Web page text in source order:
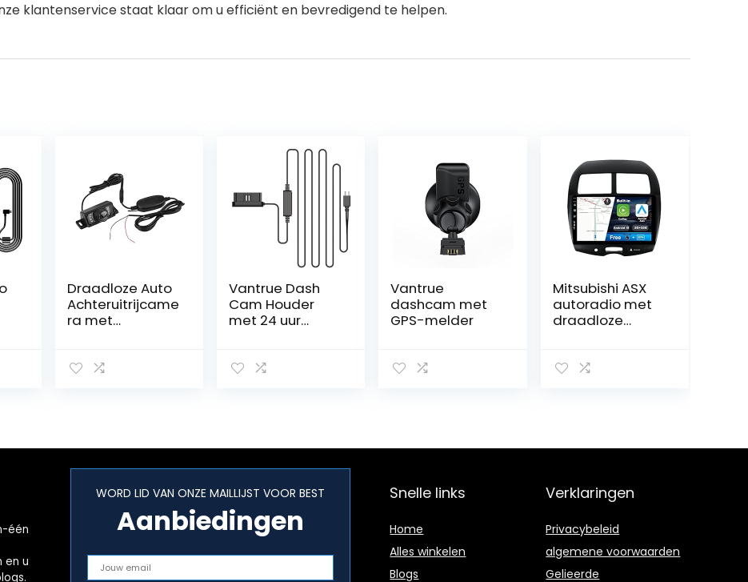
klantenservice staat klaar om u efficiënt en bevredigend te helpen.
Draadloze Auto
Achteruitrijcame
ra met
Vantrue Dash
Cam Houder
met 24 uur
Vantrue
dashcam met
GPS-melder
Mitsubishi ASX
autoradio met
draadloze
één
en u
WORD LID VAN ONZE MAILLIJST VOOR BEST
Aanbiedingen
Snelle links
Home
Alles winkelen
Blogs
Verklaringen
Privacybeleid
algemene voorwaarden
Gelieerde